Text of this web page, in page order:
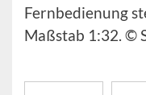
Fernbedienung
Maßstab 1:32. ©